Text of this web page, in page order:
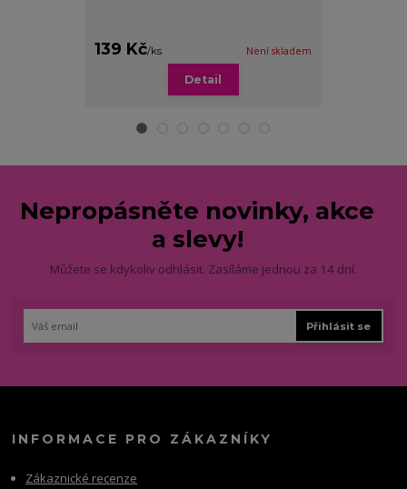
139 Kč/ks Není skladem
Detail
Nepropásněte novinky, akce
a slevy!
Můžete se kdykoliv odhlásit. Zasíláme jednou za 14 dní.
Přihlásit se
INFORMACE PRO ZÁKAZNÍKY
Zákaznické recenze